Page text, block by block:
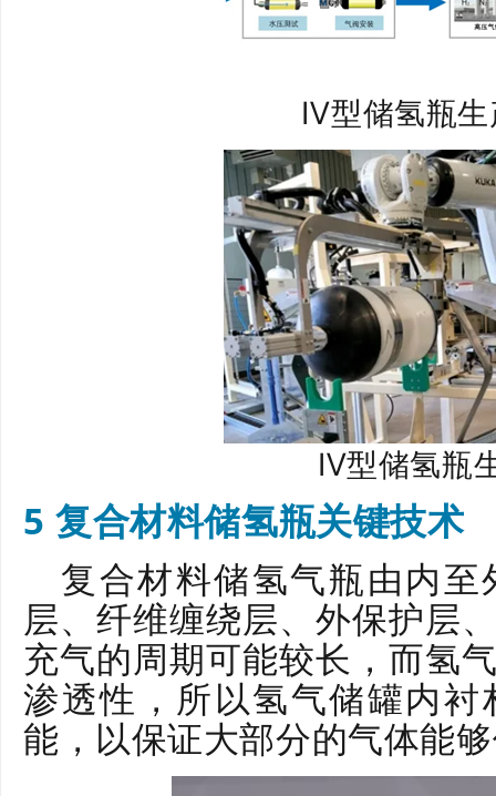
Ⅳ型储氢瓶生
Ⅳ型储氢瓶
5 复合材料储氢瓶关键技术
复合材料储氢气瓶由内
层、纤维缠绕层、外保护层
充气的周期可能较长，而氢
渗透性，所以氢气储罐内
能，以保证大部分的气体能